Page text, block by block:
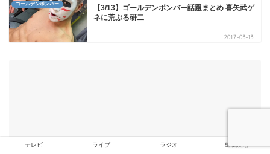
ゴールデンボンバー
【3/13】ゴールデンボンバー話題まとめ 喜矢武ゲ
ネに荒ぶる研二
2017-03-13
テレビ ライブ ラジオ 鬼龍院翔